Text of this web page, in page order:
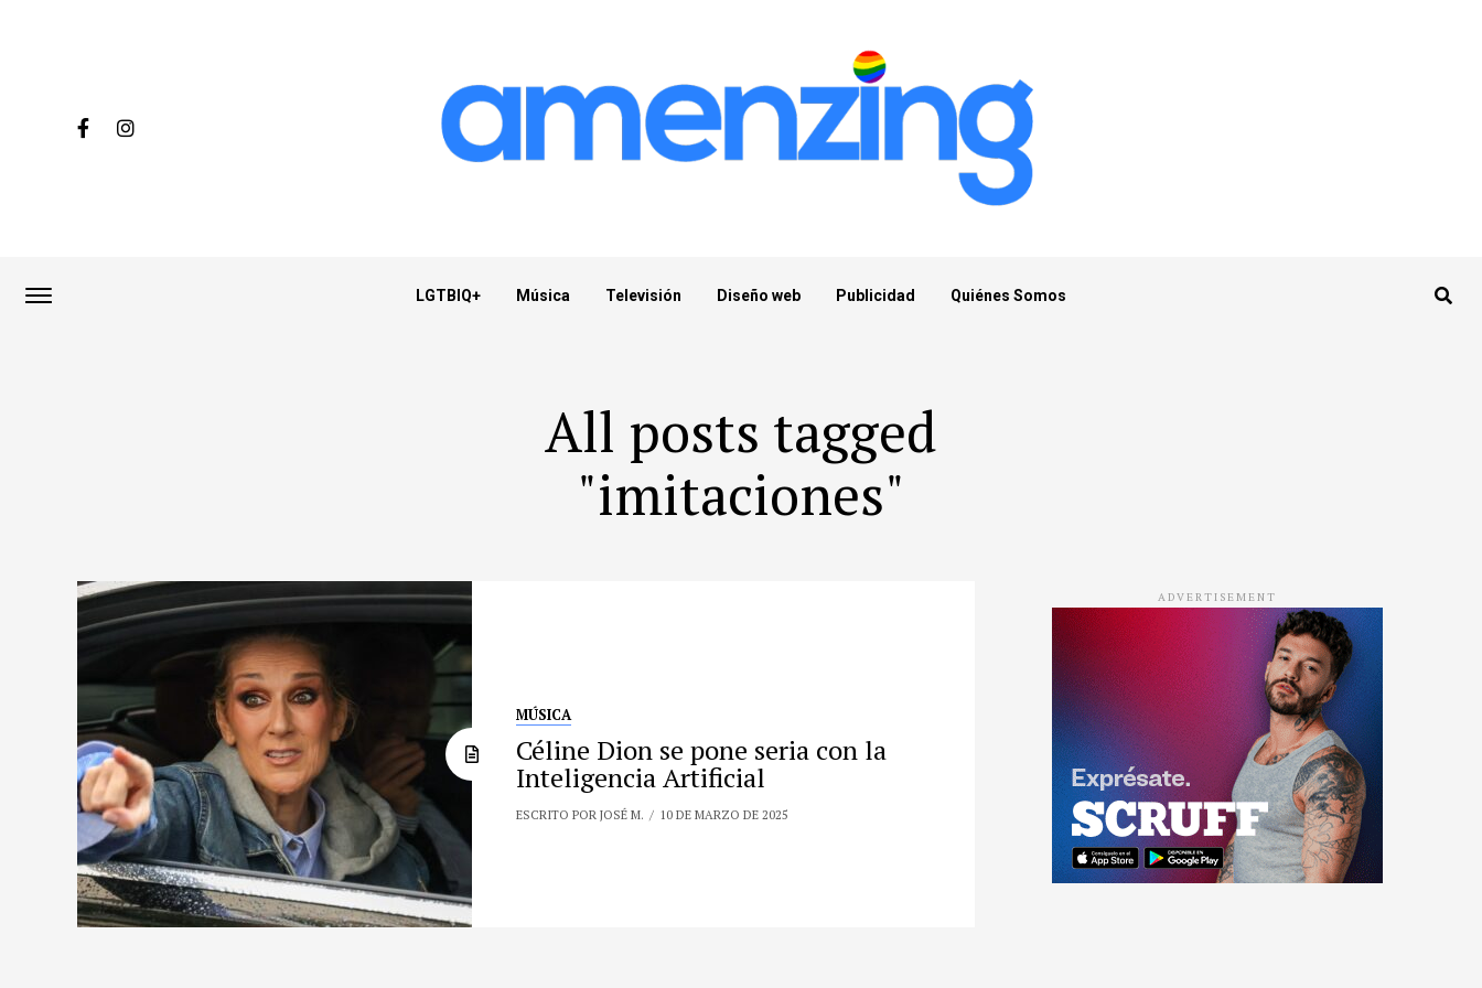
LGTBIQ+ Música Televisión Diseño web Publicidad Quiénes Somos
All posts tagged
"imitaciones"
MÚSICA
Céline Dion se pone seria con la
Inteligencia Artificial
ESCRITO POR JOSÉ M. 10 DE MARZO DE 2025
ADVERTISEMENT